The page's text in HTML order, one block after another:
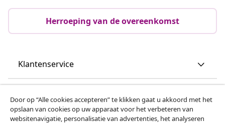
Herroeping van de overeenkomst
Klantenservice
Door op “Alle cookies accepteren” te klikken gaat u akkoord met het
opslaan van cookies op uw apparaat voor het verbeteren van
websitenavigatie, personalisatie van advertenties, het analyseren